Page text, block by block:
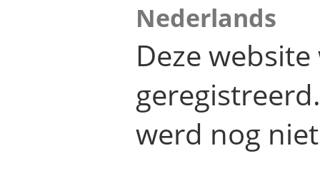
Nederlands
Deze
werd nog